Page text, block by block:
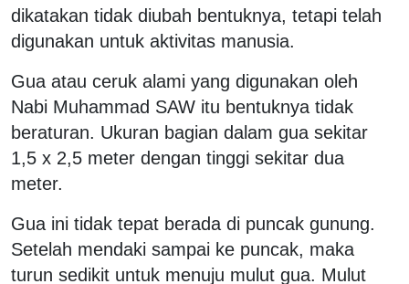
dikatakan tidak diubah bentuknya, tetapi telah
digunakan untuk aktivitas manusia.
Gua atau ceruk alami yang digunakan oleh
Nabi Muhammad SAW itu bentuknya tidak
beraturan. Ukuran bagian dalam gua sekitar
1,5 x 2,5 meter dengan tinggi sekitar dua
meter.
Gua ini tidak tepat berada di puncak gunung.
Setelah mendaki sampai ke puncak, maka
turun sedikit untuk menuju mulut gua. Mulut